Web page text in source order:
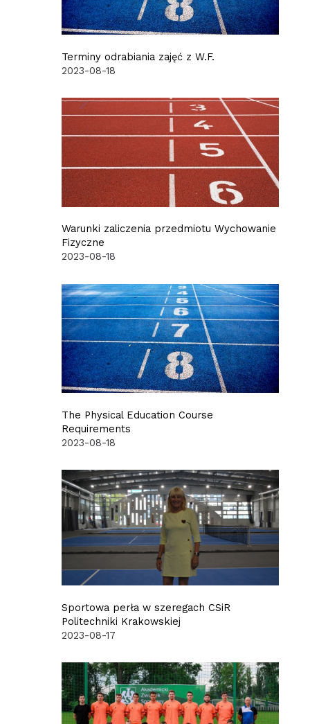
Terminy odrabiania zajęć z W.F.
2023-08-18
Warunki zaliczenia przedmiotu Wychowanie
Fizyczne
2023-08-18
The Physical Education Course
Requirements
2023-08-18
Sportowa perła w szeregach CSiR
Politechniki Krakowskiej
2023-08-17